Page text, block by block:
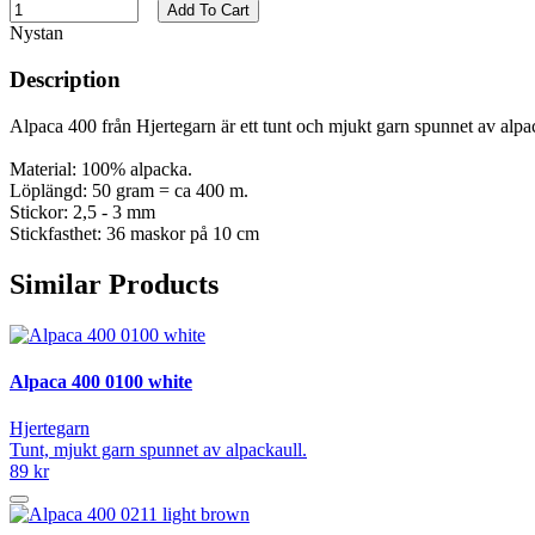
Nystan
Add To Cart
Description
Alpaca 400 från Hjertegarn är ett tunt och mjukt garn spunnet av
Material: 100% alpacka.
Löplängd: 50 gram = ca 400 m.
Stickor: 2,5 - 3 mm
Stickfasthet: 36 maskor på 10 cm
Similar Products
Alpaca 400 0100 white
Hjertegarn
Tunt, mjukt garn spunnet av alpackaull.
89 kr